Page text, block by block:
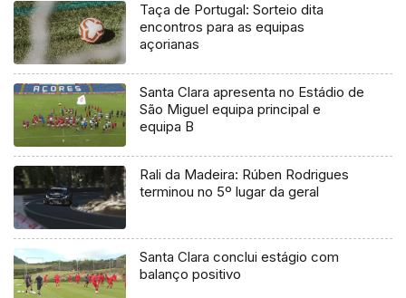
Taça de Portugal: Sorteio dita
encontros para as equipas
açorianas
Santa Clara apresenta no Estádio de
São Miguel equipa principal e
equipa B
Rali da Madeira: Rúben Rodrigues
terminou no 5º lugar da geral
Santa Clara conclui estágio com
balanço positivo